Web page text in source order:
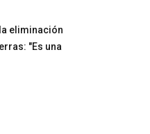
eliminación
"Es una